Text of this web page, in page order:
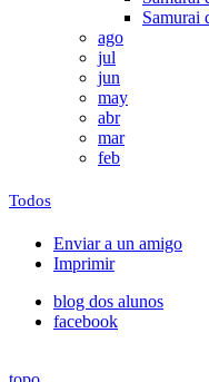
Samurai
ago
jul
jun
may
abr
mar
feb
Todos
Enviar a un amigo
Imprimir
blog dos alunos
facebook